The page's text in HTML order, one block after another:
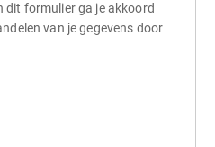
dit formulier ga je akkoord
van je gegevens door